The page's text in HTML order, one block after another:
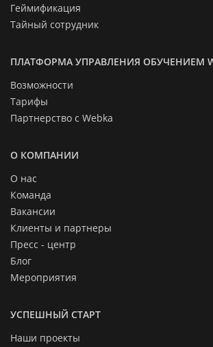
Геймификация
Тайный сотрудник
ПЛАТФОРМА УПРАВЛЕНИЯ ОБУЧЕНИЕМ
Возможности
Тарифы
Партнерство с Webka
О КОМПАНИИ
О нас
Команда
Вакансии
Клиенты и партнеры
Пресс - центр
Блог
Мероприятия
УСПЕШНЫЙ СТАРТ
Наши проекты